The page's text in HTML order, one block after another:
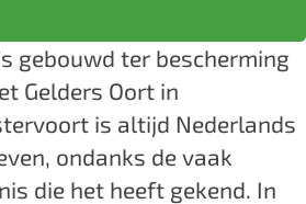
gebouwd ter bescherming
Gelders Oort in
is altijd Nederlands
ondanks de vaak
die het heeft gekend. In